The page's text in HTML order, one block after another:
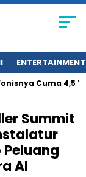
ENTERTAINMENT
Cuma 4,5 Tahun
Summit
AI